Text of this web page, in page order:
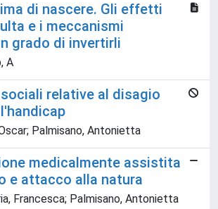
di nascere. Gli effetti
e i meccanismi
grado di invertirli
A
relative al disagio
Palmisano, Antonietta
medicalmente assistita
e attacco alla natura
Francesca; Palmisano, Antonietta